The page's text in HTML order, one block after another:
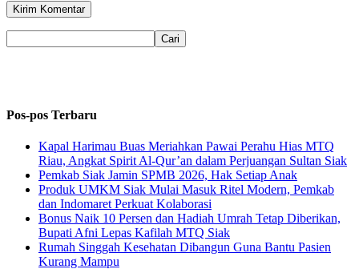
Pos-pos Terbaru
Kapal Harimau Buas Meriahkan Pawai Perahu Hias MTQ
Riau, Angkat Spirit Al-Qur’an dalam Perjuangan Sultan Siak
Pemkab Siak Jamin SPMB 2026, Hak Setiap Anak
Produk UMKM Siak Mulai Masuk Ritel Modern, Pemkab
dan Indomaret Perkuat Kolaborasi
Bonus Naik 10 Persen dan Hadiah Umrah Tetap Diberikan,
Bupati Afni Lepas Kafilah MTQ Siak
Rumah Singgah Kesehatan Dibangun Guna Bantu Pasien
Kurang Mampu